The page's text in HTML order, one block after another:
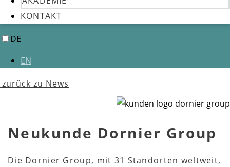
KONTAKT
DE
EN
zurück zu News
Neukunde Dornier Group
Die Dornier Group, mit 31 Standorten weltweit,